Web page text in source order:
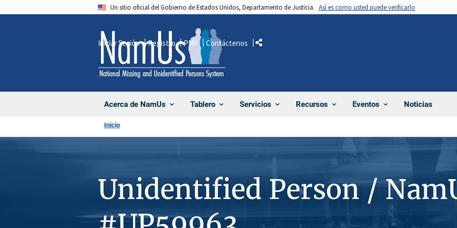
Un sitio oficial del Gobierno de Estados Unidos, Departamento de Justicia. Así es como usted puede verificarlo
Acerca de NamUs Tablero Servicios Recursos Eventos Noticias
Iniciar Sesión Registro PMF Contáctenos Comparte
Inicio
Unidentified Person /